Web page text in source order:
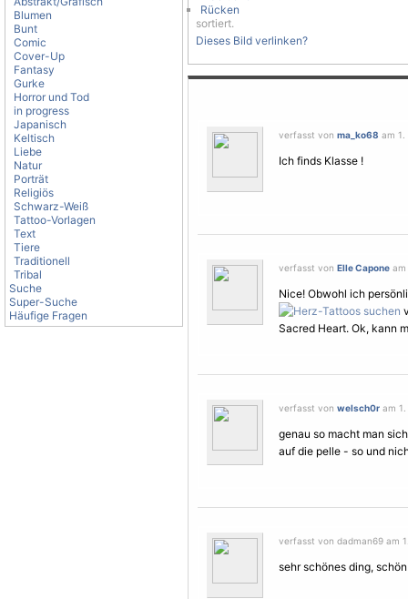
Blumen
Bunt
Comic
Cover-Up
Fantasy
Gurke
Horror und Tod
in progress
Japanisch
Keltisch
Liebe
Natur
Porträt
Religiös
Schwarz-Weiß
Tattoo-Vorlagen
Text
Tiere
Traditionell
Tribal
Suche
Super-Suche
Häufige Fragen
Rücken
sortiert.
Dieses Bild verlinken?
verfasst von ma_ko68 am 1.
Ich finds Klasse !
verfasst von Elle Capone am
Nice! Obwohl ich
Sacred Heart. Ok, kann
verfasst von welsch0r am
genau so macht man
auf die pelle - so und
verfasst von dadman69 am
sehr schönes ding,